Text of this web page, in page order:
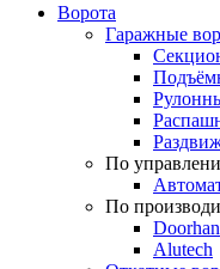
Ворота
Гаражные
По
По
Doorhan
Alutech